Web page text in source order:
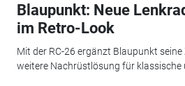
Blaupunkt: Neue
im Retro-Look
Mit der RC-26 ergänzt Blaupunkt
weitere Nachrüstlösung für klassische